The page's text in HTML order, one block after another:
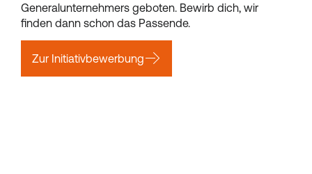
Generalunternehmers geboten. Bewirb dich, wir
finden dann schon das Passende.
Zur Initiativbewerbung